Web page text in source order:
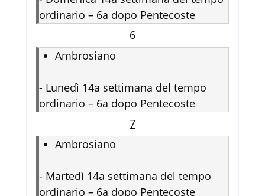
ordinario – 6a dopo Pentecoste
6
Ambrosiano
- Lunedì 14a settimana del tempo
ordinario – 6a dopo Pentecoste
7
Ambrosiano
- Martedì 14a settimana del tempo
ordinario – 6a dopo Pentecoste